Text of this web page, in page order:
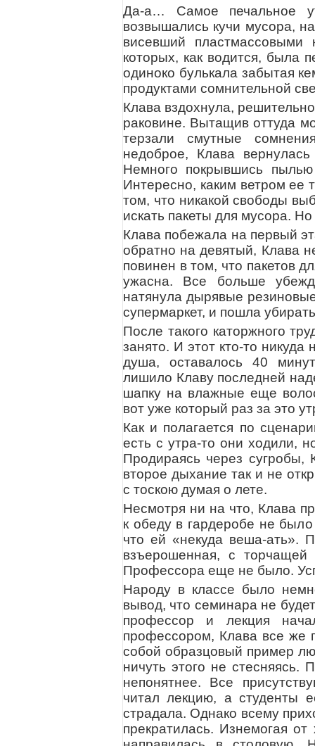
Да-а… Самое печальное
возвышались кучи мусора,
висевший
которых, как водится, была
одиноко булькала забытая
продуктами сомнительной
Клава вздохнула,
раковине. Вытащив оттуда
терзали смутные
недоброе, Клава
Немного покрывшись
Интересно, каким ветром ее
том, что никакой свободы
искать пакеты для мусора.
Клава побежала на первый
обратно на девятый, Клава
повинен в том, что пакетов
ужасна. Все больше
натянула дырявые
супермаркет, и пошла
После такого каторжного
занято. И этот кто-то
душа, оставалось 40
лишило Клаву последней
шапку на влажные еще
вот уже который раз за это
Как и полагается по
есть с утра-то они ходили,
Продираясь через сугробы,
второе дыхание так и не
с тоскою думая о лете.
Несмотря ни на что, Клава
к обеду в гардеробе не
что ей «некуда веша-ать».
взъерошенная, с торчащей
Профессора еще не было.
Народу в классе было
вывод, что семинара не
профессор и лекция
профессором, Клава все же
собой образцовый пример
ничуть этого не
непонятнее. Все
читал лекцию, а студенты
страдала. Однако всему
прекратилась. Изнемогая